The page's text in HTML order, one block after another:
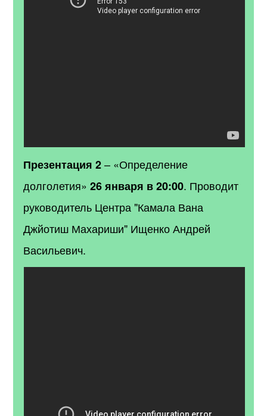
Презентация 2– «Определение
долголетия»26 января в 20:00. Проводит
руководитель Центра "Камала Вана
Джйотиш Махариши" Ищенко Андрей
Васильевич.